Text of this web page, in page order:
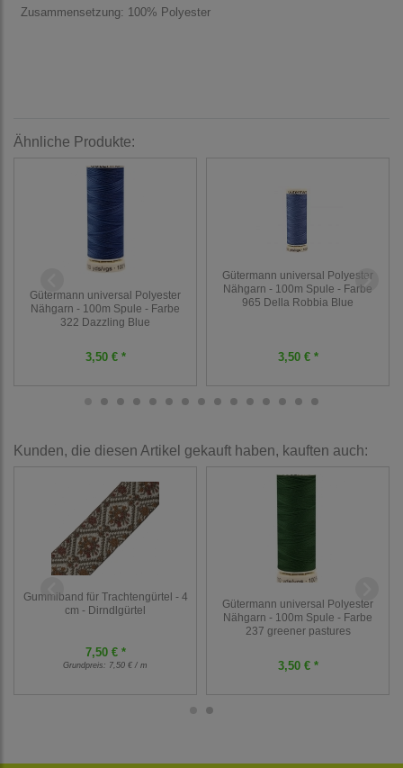
Zusammensetzung: 100% Polyester
Ähnliche Produkte:
Gütermann universal Polyester
Nähgarn - 100m Spule - Farbe
322 Dazzling Blue
3,50 € *
Gütermann universal Polyester
Nähgarn - 100m Spule - Farbe
965 Della Robbia Blue
3,50 € *
Kunden, die diesen Artikel gekauft haben, kauften auch:
Gummiband für Trachtengürtel - 4
cm - Dirndlgürtel
7,50 € *
Grundpreis: 7,50 € / m
Gütermann universal Polyester
Nähgarn - 100m Spule - Farbe
237 greener pastures
3,50 € *